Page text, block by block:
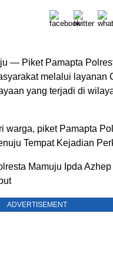
— Piket Pamapta
melalui layanan
yang terjadi di
warga, piket Pamapta
Tempat Kejadian
Mamuju Ipda
ADVERTISEMENT